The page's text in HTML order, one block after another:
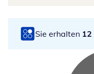
Sie erhalten 12